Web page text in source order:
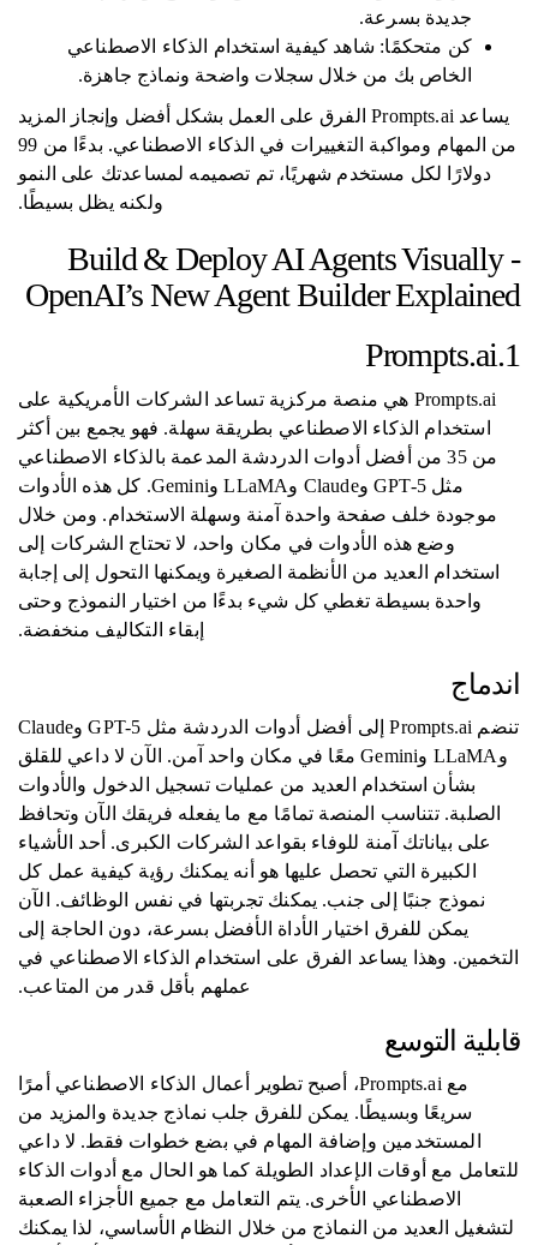
جديدة بسرعة.
كن متحكمًا: شاهد كيفية استخدام الذكاء الاصطناعي
الخاص بك من خلال سجلات واضحة ونماذج جاهزة.
يساعد Prompts.ai الفرق على العمل بشكل أفضل وإنجاز المزيد
من المهام ومواكبة التغييرات في الذكاء الاصطناعي. بدءًا من 99
دولارًا لكل مستخدم شهريًا، تم تصميمه لمساعدتك على النمو
ولكنه يظل بسيطًا.
Build & Deploy AI Agents Visually -
OpenAI’s New Agent Builder Explained
1.Prompts.ai
Prompts.ai هي منصة مركزية تساعد الشركات الأمريكية على
استخدام الذكاء الاصطناعي بطريقة سهلة. فهو يجمع بين أكثر
من 35 من أفضل أدوات الدردشة المدعمة بالذكاء الاصطناعي
مثل GPT-5 وClaude وLLaMA وGemini. كل هذه الأدوات
موجودة خلف صفحة واحدة آمنة وسهلة الاستخدام. ومن خلال
وضع هذه الأدوات في مكان واحد، لا تحتاج الشركات إلى
استخدام العديد من الأنظمة الصغيرة ويمكنها التحول إلى إجابة
واحدة بسيطة تغطي كل شيء بدءًا من اختيار النموذج وحتى
إبقاء التكاليف منخفضة.
اندماج
تنضم Prompts.ai إلى أفضل أدوات الدردشة مثل GPT-5 وClaude
وLLaMA وGemini معًا في مكان واحد آمن. الآن لا داعي للقلق
بشأن استخدام العديد من عمليات تسجيل الدخول والأدوات
الصلبة. تتناسب المنصة تمامًا مع ما يفعله فريقك الآن وتحافظ
على بياناتك آمنة للوفاء بقواعد الشركات الكبرى. أحد الأشياء
الكبيرة التي تحصل عليها هو أنه يمكنك رؤية كيفية عمل كل
نموذج جنبًا إلى جنب. يمكنك تجربتها في نفس الوظائف. الآن
يمكن للفرق اختيار الأداة الأفضل بسرعة، دون الحاجة إلى
التخمين. وهذا يساعد الفرق على استخدام الذكاء الاصطناعي في
عملهم بأقل قدر من المتاعب.
قابلية التوسع
مع Prompts.ai، أصبح تطوير أعمال الذكاء الاصطناعي أمرًا
سريعًا وبسيطًا. يمكن للفرق جلب نماذج جديدة والمزيد من
المستخدمين وإضافة المهام في بضع خطوات فقط. لا داعي
للتعامل مع أوقات الإعداد الطويلة كما هو الحال مع أدوات الذكاء
الاصطناعي الأخرى. يتم التعامل مع جميع الأجزاء الصعبة
لتشغيل العديد من النماذج من خلال النظام الأساسي، لذا يمكنك